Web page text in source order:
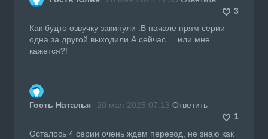
3
Как будто озвучку закинули .В начале прям серии
одна за другой выходили.А сейчас.....или мне
кажется?!
Гость Наталья 20 мая 2025 07:13 Ответить
1
Осталось 4 серии очень ждем перевод, не знаю как